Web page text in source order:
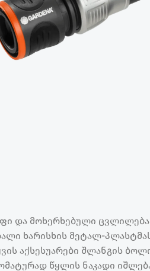
და მოხერხებული
ხარისხის მეტალ-
აქსესუარები შლანგის
წყლის ნაკადი